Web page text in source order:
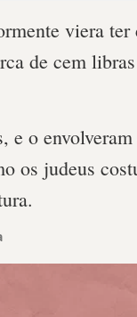
viera ter
de cem
e o
os judeus